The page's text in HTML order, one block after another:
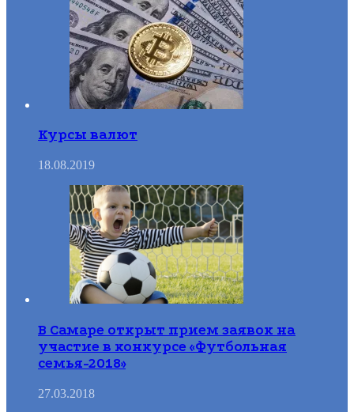
Курсы валют
18.08.2019
В Самаре открыт прием заявок на
участие в конкурсе «Футбольная
семья-2018»
27.03.2018